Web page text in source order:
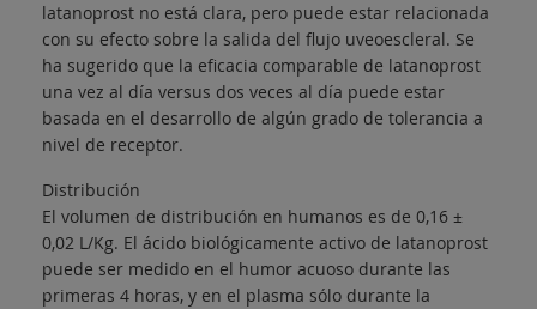
latanoprost no está clara, pero puede estar relacionada
con su efecto sobre la salida del flujo uveoescleral. Se
ha sugerido que la eficacia comparable de latanoprost
una vez al día versus dos veces al día puede estar
basada en el desarrollo de algún grado de tolerancia a
nivel de receptor.
Distribución
El volumen de distribución en humanos es de 0,16 ±
0,02 L/Kg. El ácido biológicamente activo de latanoprost
puede ser medido en el humor acuoso durante las
primeras 4 horas, y en el plasma sólo durante la